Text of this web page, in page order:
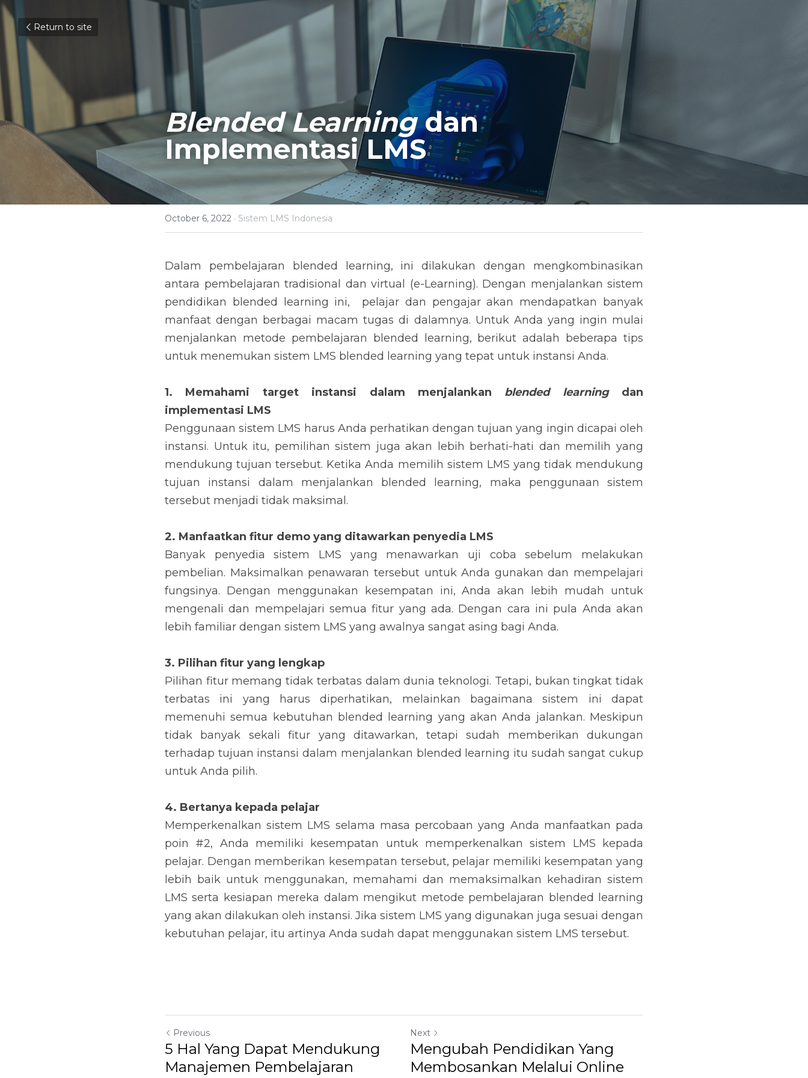
Return to site
Blended Learning dan
Implementasi LMS
October 6, 2022 · Sistem LMS Indonesia
Dalam pembelajaran blended learning, ini dilakukan dengan mengkombinasikan
antara pembelajaran tradisional dan virtual (e-Learning). Dengan menjalankan sistem
pendidikan blended learning ini,  pelajar dan pengajar akan mendapatkan banyak
manfaat dengan berbagai macam tugas di dalamnya. Untuk Anda yang ingin mulai
menjalankan metode pembelajaran blended learning, berikut adalah beberapa tips
untuk menemukan sistem LMS blended learning yang tepat untuk instansi Anda.
1. Memahami target instansi dalam menjalankan blended learning dan
implementasi LMS
Penggunaan sistem LMS harus Anda perhatikan dengan tujuan yang ingin dicapai oleh
instansi. Untuk itu, pemilihan sistem juga akan lebih berhati-hati dan memilih yang
mendukung tujuan tersebut. Ketika Anda memilih sistem LMS yang tidak mendukung
tujuan instansi dalam menjalankan blended learning, maka penggunaan sistem
tersebut menjadi tidak maksimal.
2. Manfaatkan fitur demo yang ditawarkan penyedia LMS
Banyak penyedia sistem LMS yang menawarkan uji coba sebelum melakukan
pembelian. Maksimalkan penawaran tersebut untuk Anda gunakan dan mempelajari
fungsinya. Dengan menggunakan kesempatan ini, Anda akan lebih mudah untuk
mengenali dan mempelajari semua fitur yang ada. Dengan cara ini pula Anda akan
lebih familiar dengan sistem LMS yang awalnya sangat asing bagi Anda.
3. Pilihan fitur yang lengkap
Pilihan fitur memang tidak terbatas dalam dunia teknologi. Tetapi, bukan tingkat tidak
terbatas ini yang harus diperhatikan, melainkan bagaimana sistem ini dapat
memenuhi semua kebutuhan blended learning yang akan Anda jalankan. Meskipun
tidak banyak sekali fitur yang ditawarkan, tetapi sudah memberikan dukungan
terhadap tujuan instansi dalam menjalankan blended learning itu sudah sangat cukup
untuk Anda pilih.
4. Bertanya kepada pelajar
Memperkenalkan sistem LMS selama masa percobaan yang Anda manfaatkan pada
poin #2, Anda memiliki kesempatan untuk memperkenalkan sistem LMS kepada
pelajar. Dengan memberikan kesempatan tersebut, pelajar memiliki kesempatan yang
lebih baik untuk menggunakan, memahami dan memaksimalkan kehadiran sistem
LMS serta kesiapan mereka dalam mengikut metode pembelajaran blended learning
yang akan dilakukan oleh instansi. Jika sistem LMS yang digunakan juga sesuai dengan
kebutuhan pelajar, itu artinya Anda sudah dapat menggunakan sistem LMS tersebut.
Previous
5 Hal Yang Dapat Mendukung
Manajemen Pembelajaran
Next
Mengubah Pendidikan Yang
Membosankan Melalui Online